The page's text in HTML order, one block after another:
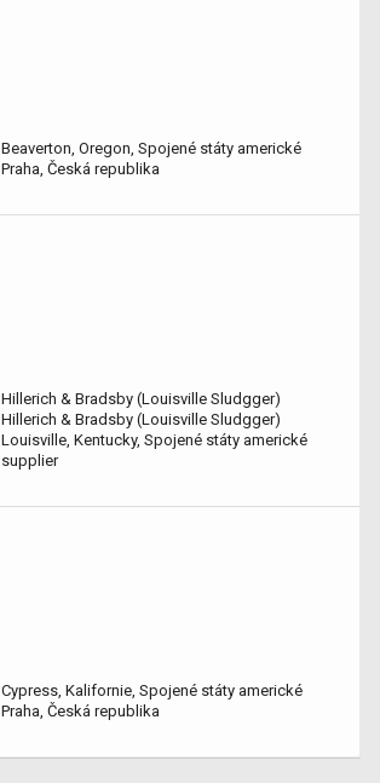
Beaverton, Oregon, Spojené státy americké
Praha, Česká republika
Hillerich & Bradsby (Louisville Sludgger)
Hillerich & Bradsby (Louisville Sludgger)
Louisville, Kentucky, Spojené státy americké
supplier
Cypress, Kalifornie, Spojené státy americké
Praha, Česká republika